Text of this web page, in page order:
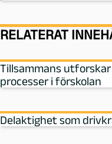
RELATERAT
Tillsammans
processer i förskolan
Delaktighet som